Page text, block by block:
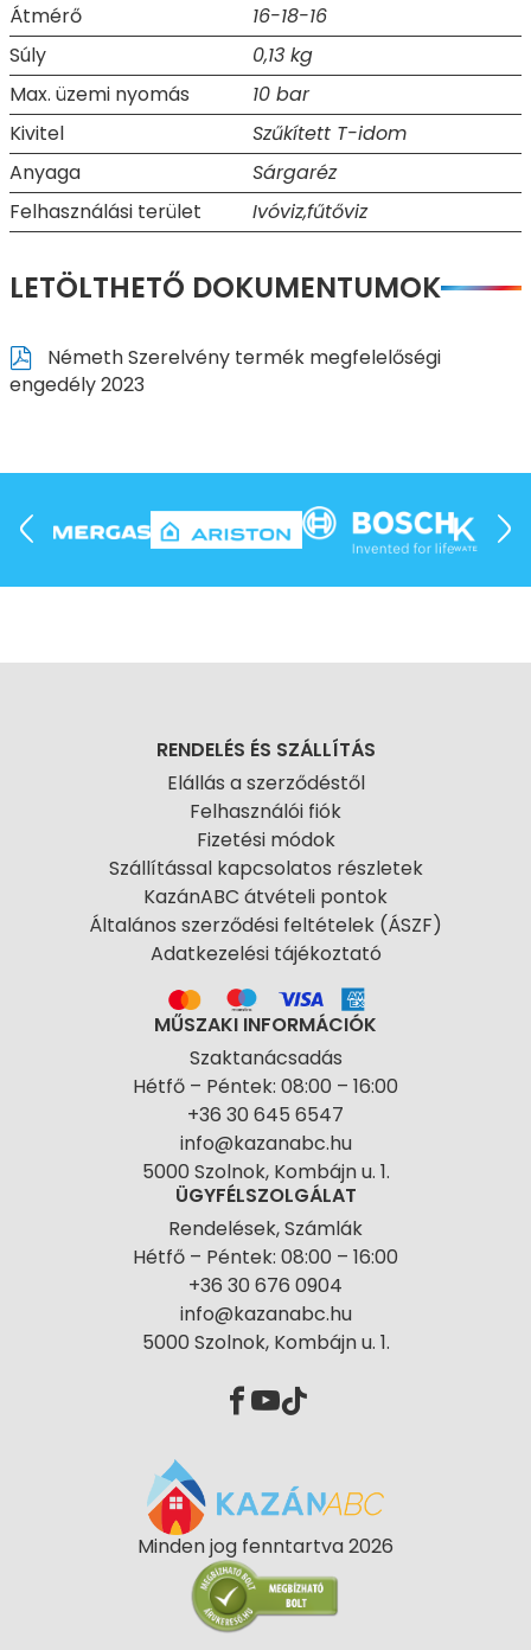
Átmérő
16-18-16
Súly
0,13 kg
Max. üzemi nyomás
10 bar
Kivitel
Szűkített T-idom
Anyaga
Sárgaréz
Felhasználási terület
Ivóviz,fűtőviz
LETÖLTHETŐ DOKUMENTUMOK
Németh Szerelvény termék megfelelőségi
engedély 2023
RENDELÉS ÉS SZÁLLÍTÁS
Elállás a szerződéstől
Felhasználói fiók
Fizetési módok
Szállítással kapcsolatos részletek
KazánABC átvételi pontok
Általános szerződési feltételek (ÁSZF)
Adatkezelési tájékoztató
MŰSZAKI INFORMÁCIÓK
Szaktanácsadás
Hétfő – Péntek: 08:00 – 16:00
+36 30 645 6547
info@kazanabc.hu
5000 Szolnok, Kombájn u. 1.
ÜGYFÉLSZOLGÁLAT
Rendelések, Számlák
Hétfő – Péntek: 08:00 – 16:00
+36 30 676 0904
info@kazanabc.hu
5000 Szolnok, Kombájn u. 1.
Minden jog fenntartva 2026